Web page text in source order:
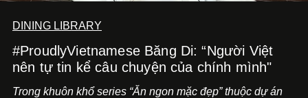
DINING LIBRARY
#ProudlyVietnamese Băng Di: “Người Việt
nên tự tin kể câu chuyện của chính mình"
Trong khuôn khổ series “Ăn ngon mặc đẹp” thuộc dự án